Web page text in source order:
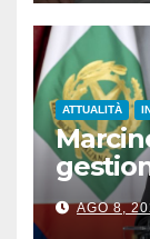
ATTUALITÀ
AGO 8,